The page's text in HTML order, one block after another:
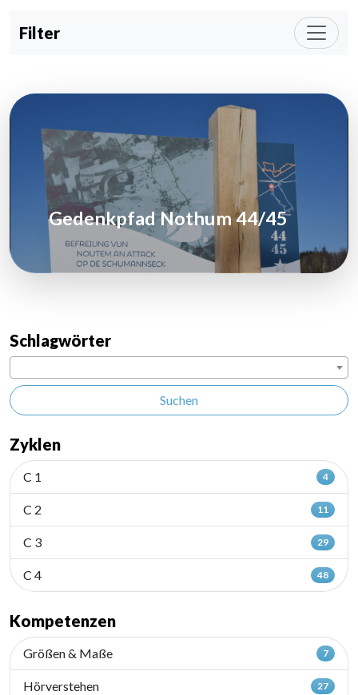
Filter
Schlagwörter
Suchen
Zyklen
C 1 4
C 2 11
C 3 29
C 4 48
Kompetenzen
Größen & Maße 7
Hörverstehen 27
Gedenkpfad Nothum 44/45